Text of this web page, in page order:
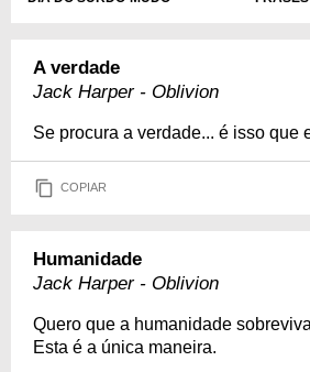
A verdade
Jack Harper - Oblivion
Se procura a verdade... é isso que
COPIAR
Humanidade
Jack Harper - Oblivion
Quero que a humanidade
Esta é a única maneira.